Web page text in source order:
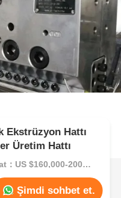
Ekstrüzyon Hattı
Üretim Hattı
Fiyat：US $160,000-200,000/Set (Reference FOB Price)
Şimdi sohbet et.